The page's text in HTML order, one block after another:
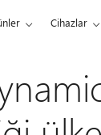
Cihazlar